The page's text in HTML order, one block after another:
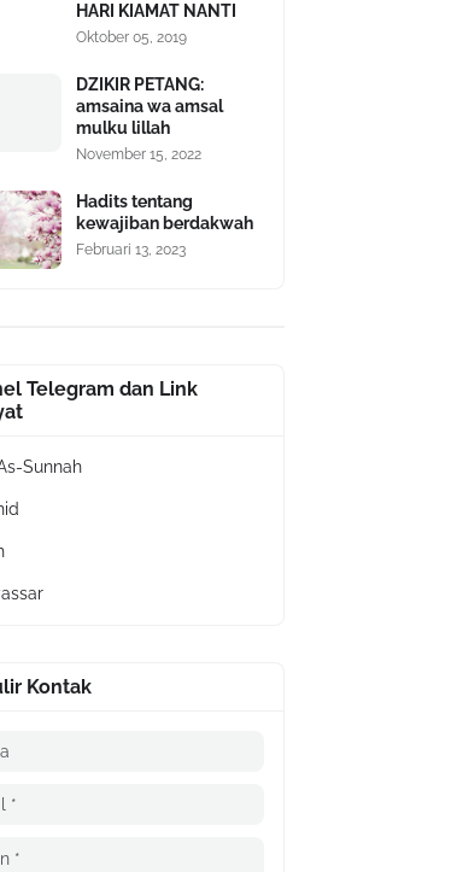
HARI KIAMAT NANTI
Oktober 05, 2019
DZIKIR PETANG:
amsaina wa amsal
mulku lillah
November 15, 2022
Hadits tentang
kewajiban berdakwah
Februari 13, 2023
Telegram dan Link
Sunnah
Kontak